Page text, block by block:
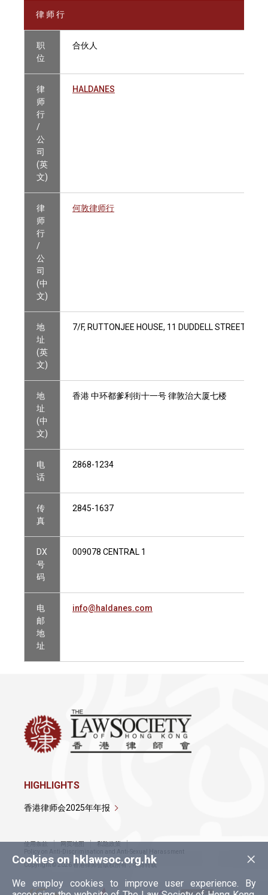
律 师 行
职
位
合伙人
律
师
行
/
公
司
(英
文)
HALDANES
律
师
行
/
公
司
(中
文)
何敦律师行
地
址
(英
文)
7/F, RUTTONJEE HOUSE, 11 DUDDELL STREET,
地
址
(中
文)
香港 中环都爹利街十一号 律敦治大厦七楼
电
话
2868-1234
传
真
2845-1637
DX
号
码
009078 CENTRAL 1
电
邮
地
址
info@haldanes.com
×
Cookies on hklawsoc.org.hk
We employ cookies to improve user experience. By
HIGHLIGHTS
香港律师会2025年年报
使用条款 网页地图
私隐政策
Policy on Anti-Discrimination and Anti-Sexual Harassment
Copyright © 2026 香港律师会版权所有，不得转载